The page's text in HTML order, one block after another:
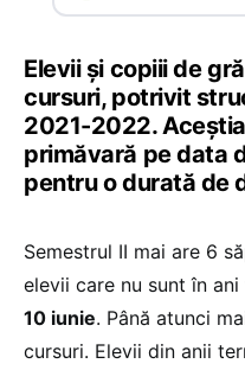
Elevii și copiii de
cursuri, potrivit
2021-2022.
primăvară pe data
pentru o durată de
Semestrul II mai are 6
elevii care nu sunt în
10 iunie. Până atunci
cursuri. Elevii din anii